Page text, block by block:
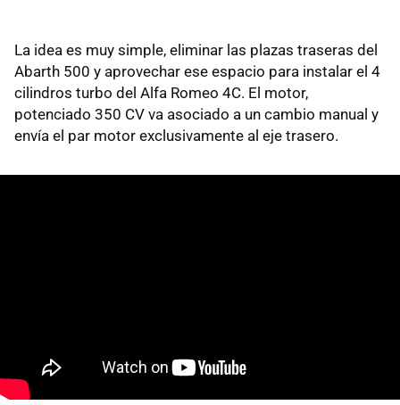
La idea es muy simple, eliminar las plazas traseras del
Abarth 500 y aprovechar ese espacio para instalar el 4
cilindros turbo del Alfa Romeo 4C. El motor,
potenciado 350 CV va asociado a un cambio manual y
envía el par motor exclusivamente al eje trasero.